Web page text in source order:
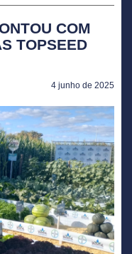
COM
TOPSEED
4 junho de 2025